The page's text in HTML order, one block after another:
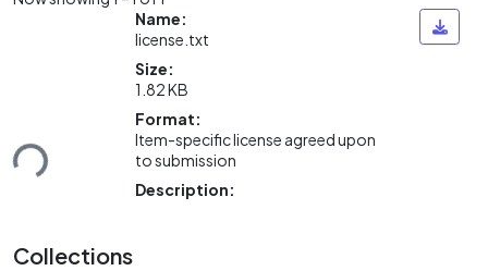
Name:
license.txt
Size:
1.82 KB
Format:
Item-specific license agreed upon
to submission
Description:
Collections